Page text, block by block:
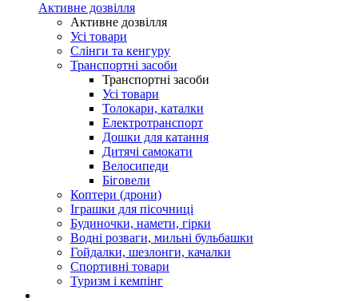
Активне дозвілля
Активне дозвілля
Усі товари
Слінги та кенгуру
Транспортні засоби
Транспортні засоби
Усі товари
Толокари, каталки
Електротранспорт
Дошки для катання
Дитячі самокати
Велосипеди
Біговели
Коптери (дрони)
Іграшки для пісочниці
Будиночки, намети, гірки
Водні розваги, мильні бульбашки
Гойдалки, шезлонги, качалки
Спортивні товари
Туризм і кемпінг